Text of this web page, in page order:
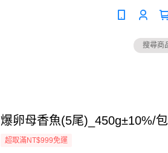
爆卵母香魚(5尾)_450g±10%/包
超取滿NT$999免運